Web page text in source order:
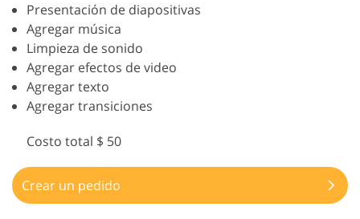
Presentación de diapositivas
Agregar música
Limpieza de sonido
Agregar efectos de video
Agregar texto
Agregar transiciones
Costo total $ 50
Crear un pedido